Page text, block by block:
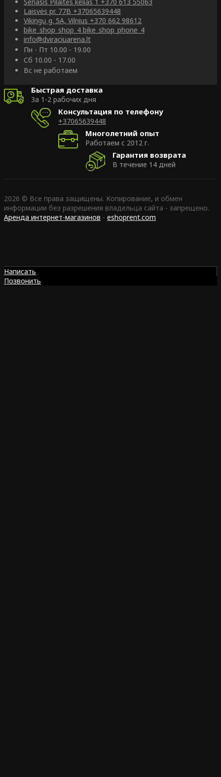
Laisvės pr. 77B +37065639448
Vikingų g. 5A, Vilnius +370 662 98612
bike_shop_shop_4 bike_shop_phone_4
info@dviraciuarena.lt
Пн - Пт 10.00 - 19.00
Сб 10.00 - 17.00
Вс не работаем
Быстрая доставка
За 1-2 рабочих дня
Консультация по телефону
+37065639448
Многолетний опыт
Работаем с 2012 г.
Гарантия возврата
В течение 14 дней
2026 © Все права защищены. Копирование, и обмен
информации без разрешения владельца сайта - запрещено.
Аренда интернет-магазинов - eshoprent.com
Написать
Позвонить